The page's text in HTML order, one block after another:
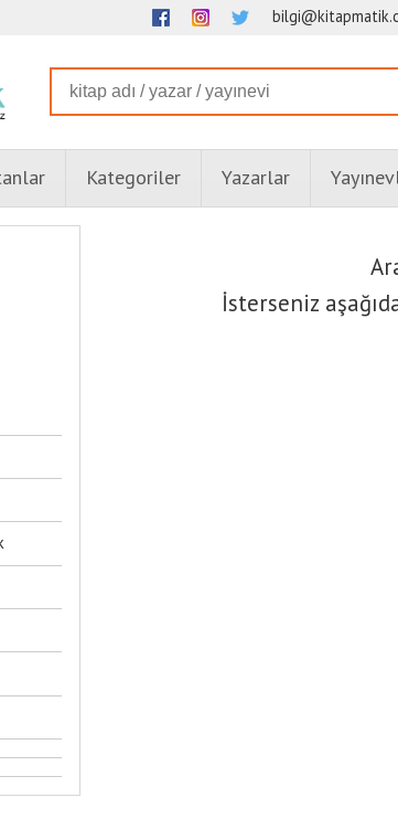
Kategoriler Yazarlar
İsterseniz